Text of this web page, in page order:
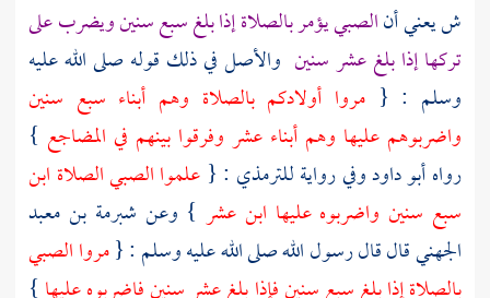
ش يعني أنالصبي يؤمر بالصلاة إذا بلغ سبع سنين ويضرب على
تركها إذا بلغ عشر سنين والأصل في ذلك قوله صلى الله عليه
وسلم : {مروا أولادكم بالصلاة وهم أبناء سبع سنين
واضربوهم عليها وهم أبناء عشر وفرقوا بينهم في المضاجع }
رواهأبو داودوفي روايةللترمذي : { علموا الصبي الصلاة ابن
سبع سنين واضربوه عليها ابن عشر } وعن شبرمة بن معبد
الجهنيقال قال رسول الله صلى الله عليه وسلم : {مروا الصبي